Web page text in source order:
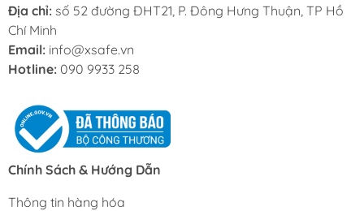
Địa chỉ: số 52 đường ĐHT21, P. Đông Hưng Thuận, TP Hồ
Chí Minh
Email: info@xsafe.vn
Hotline: 090 9933 258
Chính Sách & Hướng Dẫn
Thông tin hàng hóa